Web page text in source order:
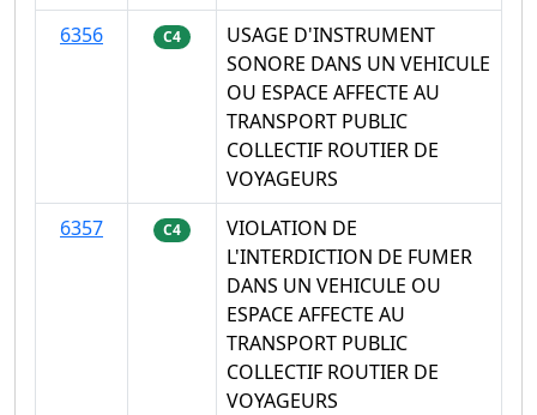
6356
C4
USAGE D'INSTRUMENT
SONORE DANS UN VEHICULE
OU ESPACE AFFECTE AU
TRANSPORT PUBLIC
COLLECTIF ROUTIER DE
VOYAGEURS
6357
C4
VIOLATION DE
L'INTERDICTION DE FUMER
DANS UN VEHICULE OU
ESPACE AFFECTE AU
TRANSPORT PUBLIC
COLLECTIF ROUTIER DE
VOYAGEURS